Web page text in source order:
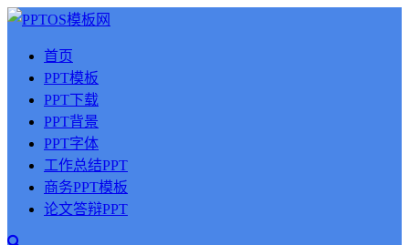
首页
PPT模板
PPT下载
PPT背景
PPT字体
工作总结PPT
商务PPT模板
论文答辩PPT